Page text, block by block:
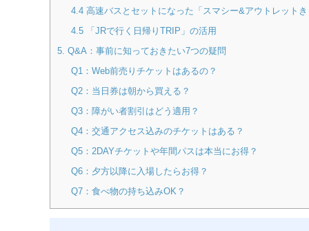
4.4 高速バスとセットになった「スマシー&アウトレット
4.5 「JRで行く日帰りTRIP」の活用
5. Q&A：事前に知っておきたい7つの疑問
Q1：Web前売りチケットはあるの？
Q2：当日券は朝から買える？
Q3：障がい者割引はどう適用？
Q4：交通アクセス込みのチケットはある？
Q5：2DAYチケットや年間パスは本当にお得？
Q6：夕方以降に入場したらお得？
Q7：食べ物の持ち込みOK？